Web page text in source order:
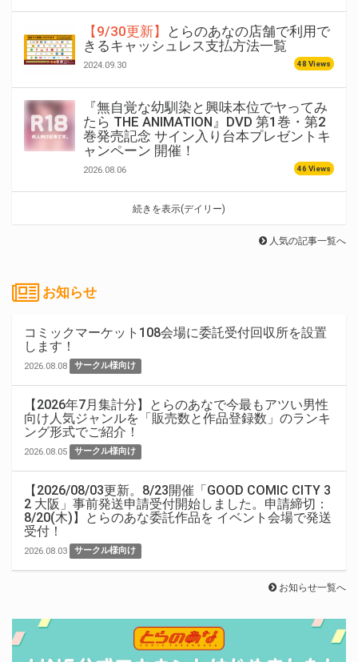
【9/30更新】
とらのあなの店舗で利用で
きるキャッシュレス支払方法一覧
2024.09.30 48 Views
『無自覚な幼馴染と興味本位でヤってみ
たら THE ANIMATION』DVD 第1巻・第2
巻発売記念 サイン入り台本プレゼントキ
ャンペーン 開催！
2026.08.06 46 Views
続きを表示(デイリー)
人気の記事一覧へ
お知らせ
コミックマーケット108会場に委託受付回収所を設置
します！
2026.08.08 サークル様向け
【2026年7月集計分】とらのあなで今最もアツい男性
向け人気ジャンルを「販売数と作品登録数」のランキ
ング形式でご紹介！
2026.08.05 サークル様向け
【2026/08/03更新。8/23開催「GOOD COMIC CITY 3
2 大阪」事前発送申請受付開始しました。申請締切：
8/20(木)】とらのあな委託作品を イベント会場で発送
受付！
2026.08.03 サークル様向け
お知らせ一覧へ